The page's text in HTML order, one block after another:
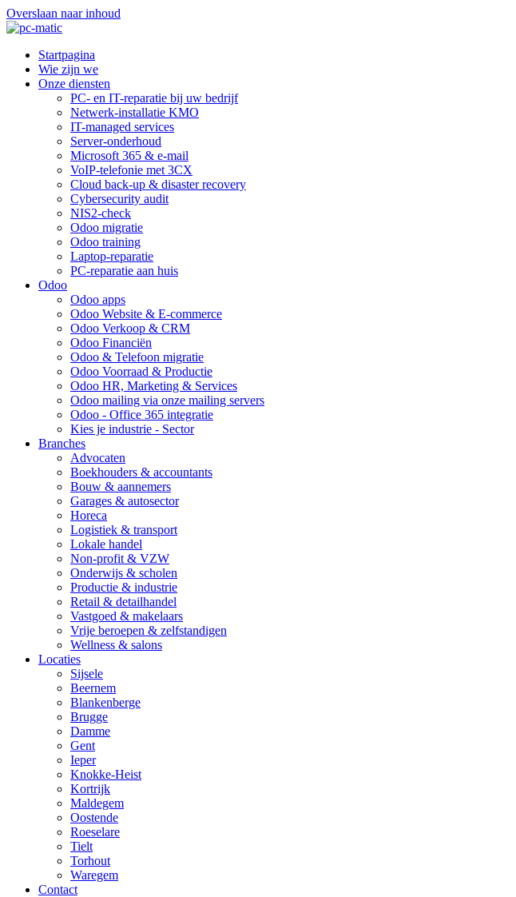
Overslaan naar inhoud
Startpagina
Wie zijn we
Onze diensten
PC- en IT-reparatie bij uw bedrijf
Netwerk-installatie KMO
IT-managed services
Server-onderhoud
Microsoft 365 & e-mail
VoIP-telefonie met 3CX
Cloud back-up & disaster recovery
Cybersecurity audit
NIS2-check
Odoo migratie
Odoo training
Laptop-reparatie
PC-reparatie aan huis
Odoo
Odoo apps
Odoo Website & E-commerce
Odoo Verkoop & CRM
Odoo Financiën
Odoo & Telefoon migratie
Odoo Voorraad & Productie
Odoo HR, Marketing & Services
Odoo mailing via onze mailing servers
Odoo - Office 365 integratie
Kies je industrie - Sector
Branches
Advocaten
Boekhouders & accountants
Bouw & aannemers
Garages & autosector
Horeca
Logistiek & transport
Lokale handel
Non-profit & VZW
Onderwijs & scholen
Productie & industrie
Retail & detailhandel
Vastgoed & makelaars
Vrije beroepen & zelfstandigen
Wellness & salons
Locaties
Sijsele
Beernem
Blankenberge
Brugge
Damme
Gent
Ieper
Knokke-Heist
Kortrijk
Maldegem
Oostende
Roeselare
Tielt
Torhout
Waregem
Contact